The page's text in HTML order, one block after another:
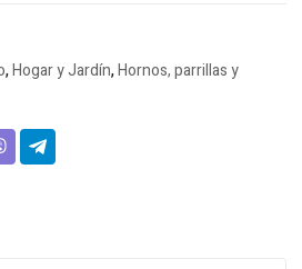
,Hogar y Jardín,Hornos, parrillas y